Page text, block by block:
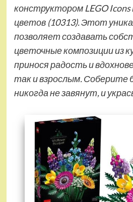
конструктором LEGO
цветов (10313). Этот
позволяет создавать
цветочные композиции из
принося радость и
так и взрослым. Соберите
никогда не завянут, и